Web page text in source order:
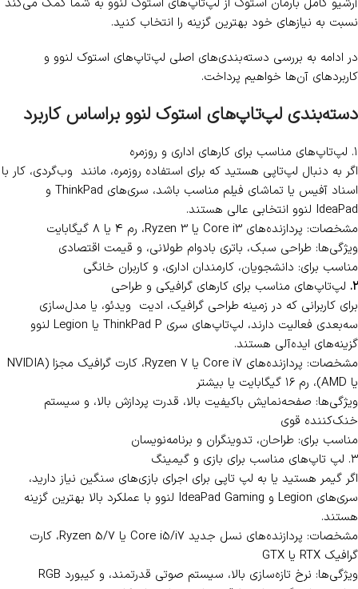
لپ تاپ استوک LENOVO L570
لپ‌تاپ Lenovo
برای قیمت تماس بگیرید
P71
اطلاعات بیشتر
لپ تاپ استوک لنوو: انتخابی هوشمندانه برای
نیازهای مختلف
لپ‌تاپ‌های استوک لنوو یکی از محبوب‌ترین گزینه‌ها در بازار است، زیرا
کیفیت ساخت بالا، امکانات متنوع، و قیمت‌ اقتصادی را در کنار هم دارد.
آرشیو کامل بارمان استوک از لپ‌تاپ‌های استوک لنوو به شما کمک می‌کند
نسبت به نیازهای خود بهترین گزینه را انتخاب کنید.
در ادامه به بررسی دسته‌بندی‌های اصلی لپ‌تاپ‌های استوک لنوو و
کاربردهای آن‌ها خواهیم پرداخت.
دسته‌بندی لپ‌تاپ‌های استوک لنوو براساس کاربرد
۱. لپ‌تاپ‌های مناسب برای کارهای اداری و روزمره
اگر به دنبال لپ‌تاپی هستید که برای استفاده‌ روزمره، مانند وب‌گردی، کار با
IdeaPad لنوو انتخابی عالی هستند.
مشخصات: پردازنده‌های Core i3 یا Ryzen 3، رم ۴ یا ۸ گیگابایت
ویژگی‌ها: طراحی سبک، باتری بادوام طولانی، و قیمت اقتصادی
مناسب برای: دانشجویان، کارمندان اداری، و کاربران خانگی
۲. لپ‌تاپ‌های مناسب برای کارهای گرافیکی و طراحی
برای کاربرانی که در زمینه طراحی گرافیک، ادیت ویدئو، یا مدل‌سازی